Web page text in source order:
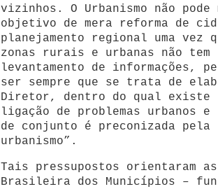
vizinhos. O Urbanismo não
objetivo de mera reforma de
planejamento regional uma vez
zonas rurais e urbanas não
levantamento de informações,
ser sempre que se trata de
Diretor, dentro do qual
ligação de problemas urbanos
de conjunto é preconizada
urbanismo”.
Tais pressupostos orientaram
Brasileira dos Municípios –